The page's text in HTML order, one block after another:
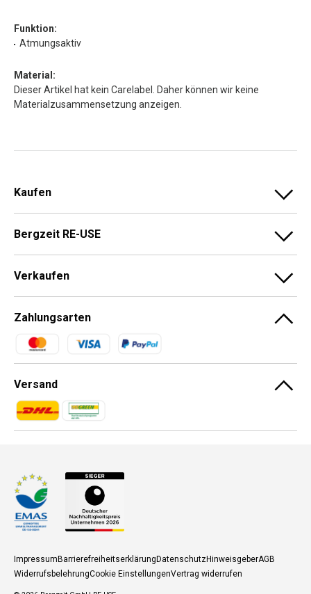
Funktion:
Atmungsaktiv
Material:
Dieser Artikel hat kein Carelabel. Daher können wir keine
Materialzusammensetzung anzeigen.
Kaufen
Bergzeit RE-USE
Verkaufen
Zahlungsarten
Zahlungsmethoden
Versand
Zahlungsmethoden
Zahlungsmethoden
ImpressumBarrierefreiheitserklärungDatenschutzHinweisgeberAGB
WiderrufsbelehrungCookie EinstellungenVertrag widerrufen